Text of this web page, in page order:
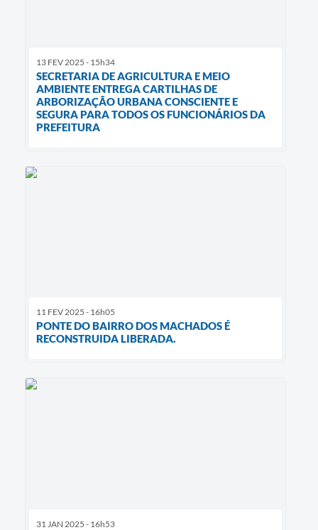
13 FEV 2025 - 15h34
SECRETARIA DE AGRICULTURA E MEIO
AMBIENTE ENTREGA CARTILHAS DE
ARBORIZAÇÃO URBANA CONSCIENTE E
SEGURA PARA TODOS OS FUNCIONÁRIOS DA
PREFEITURA
11 FEV 2025 - 16h05
PONTE DO BAIRRO DOS MACHADOS É
RECONSTRUIDA LIBERADA.
31 JAN 2025 - 16h53